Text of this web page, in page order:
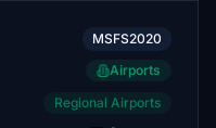
MSFS2020
Airports
Regional Airports